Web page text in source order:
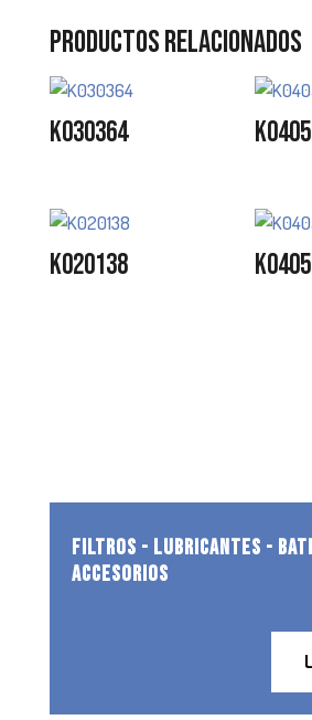
Productos relacionados
K030364
K020138
FILTROS - LUBRICANTES -
ACCESORIOS